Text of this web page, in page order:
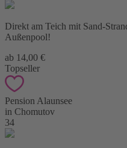
Direkt am Teich mit Sand-
Außenpool!
ab 14,00 €
Topseller
Pension Alaunsee
in Chomutov
34